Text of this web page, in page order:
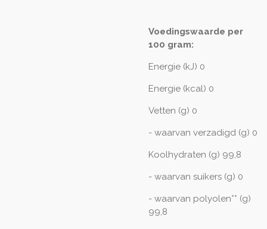
Voedingswaarde per
100 gram:
Energie (kJ) 0
Energie (kcal) 0
Vetten (g) 0
- waarvan verzadigd (g) 0
Koolhydraten (g) 99,8
- waarvan suikers (g) 0
- waarvan polyolen** (g)
99,8